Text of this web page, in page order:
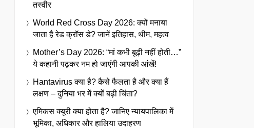
तस्वीर
World Red Cross Day 2026: क्यों मनाया
जाता है रेड क्रॉस डे? जानें इतिहास, थीम, महत्व
Mother’s Day 2026: “मां कभी बूढ़ी नहीं होती…”
ये कहानी पढ़कर नम हो जाएंगी आपकी आंखें!
Hantavirus क्या है? कैसे फैलता है और क्या हैं
लक्षण – दुनिया भर में क्यों बढ़ी चिंता?
एमिकस क्यूरी क्या होता है? जानिए न्यायपालिका में
भूमिका, अधिकार और हालिया उदाहरण